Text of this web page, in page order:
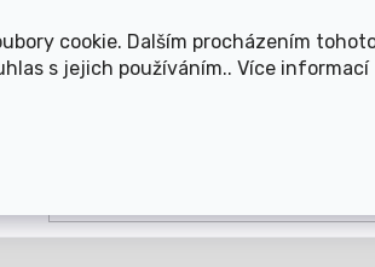
cookie. Dalším procházením
s jejich používáním.. Více informací
SVITAVSKO, ŠUMPERSKO,